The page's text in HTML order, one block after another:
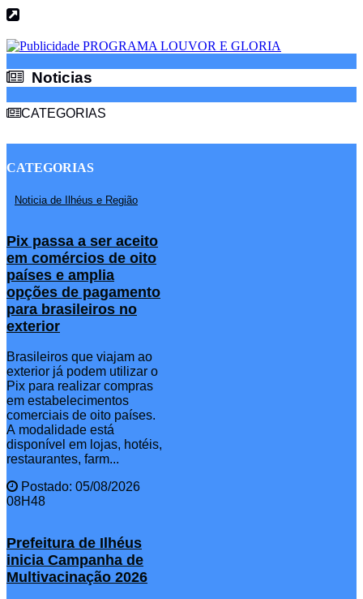
Noticias
CATEGORIAS
CATEGORIAS
Noticia de Ilhéus e Região
Pix passa a ser aceito
em comércios de oito
países e amplia
opções de pagamento
para brasileiros no
exterior
Brasileiros que viajam ao
exterior já podem utilizar o
Pix para realizar compras
em estabelecimentos
comerciais de oito países.
A modalidade está
disponível em lojas, hotéis,
restaurantes, farm...
Postado: 05/08/2026
08H48
Prefeitura de Ilhéus
inicia Campanha de
Multivacinação 2026